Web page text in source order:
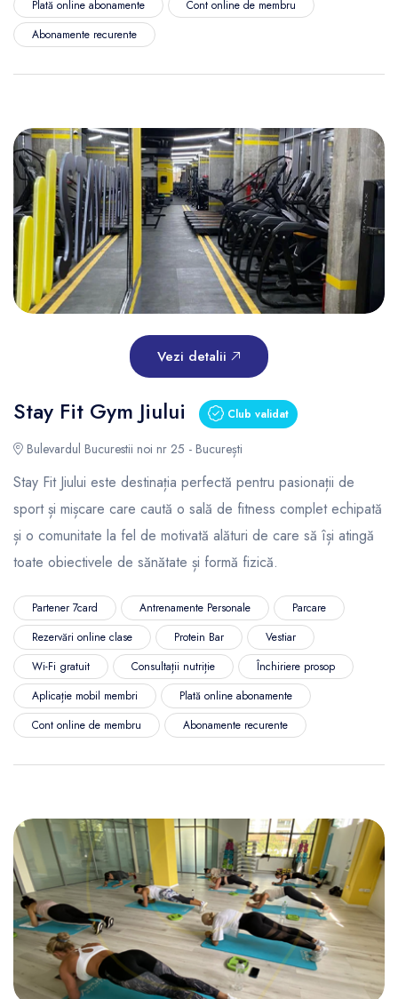
Plată online abonamente
Cont online de membru
Abonamente recurente
Vezi detalii
Stay Fit Gym Jiului Club validat
Bulevardul Bucurestii noi nr 25 - București
Stay Fit Jiului este destinația perfectă pentru pasionații de
sport și mișcare care caută o sală de fitness complet echipată
și o comunitate la fel de motivată alături de care să își atingă
toate obiectivele de sănătate și formă fizică.
Partener 7card Antrenamente Personale
Parcare
Rezervări online clase
Protein Bar
Vestiar
Wi-Fi gratuit
Consultații nutriție
Închiriere prosop
Aplicație mobil membri
Plată online abonamente
Cont online de membru
Abonamente recurente